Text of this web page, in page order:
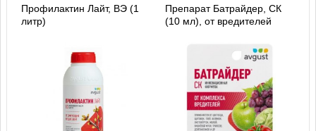
Профилактин Лайт, ВЭ (1
литр)
Препарат Батрайдер, СК
(10 мл), от вредителей